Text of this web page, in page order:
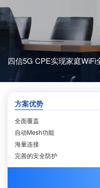
四信5G CPE实现家庭WiFi
方案优势
全面覆盖
自动Mesh功能
海量连接
完善的安全防护